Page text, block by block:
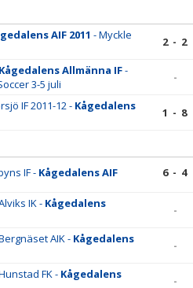
AIF 2011 - Myckle
2 - 2
Kågedalens Allmänna IF-
3-5 juli
-
IF 2011-12 - Kågedalens
1 - 8
IF - Kågedalens AIF 6 - 4
IK - Kågedalens
-
AIK - Kågedalens
-
FK - Kågedalens
-